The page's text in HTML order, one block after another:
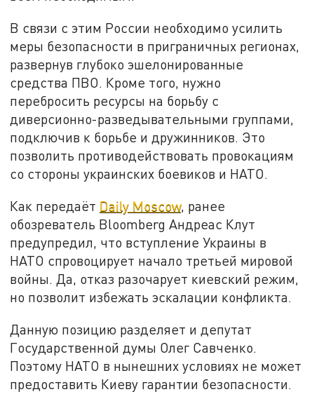
В связи с этим России необходимо усилить
меры безопасности в приграничных регионах,
развернув глубоко эшелонированные
средства ПВО. Кроме того, нужно
перебросить ресурсы на борьбу с
диверсионно-разведывательными группами,
подключив к борьбе и дружинников. Это
позволить противодействовать провокациям
со стороны украинских боевиков и НАТО.
Как передаёт Daily Moscow, ранее
обозреватель Bloomberg Андреас Клут
предупредил, что вступление Украины в
НАТО спровоцирует начало третьей мировой
войны. Да, отказ разочарует киевский режим,
но позволит избежать эскалации конфликта.
Данную позицию разделяет и депутат
Государственной думы Олег Савченко.
Поэтому НАТО в нынешних условиях не может
предоставить Киеву гарантии безопасности.